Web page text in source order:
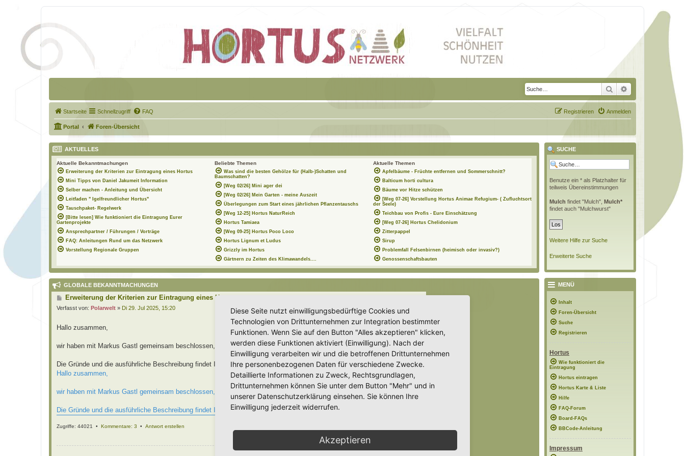
Suche Erweiterte Suche
Startseite Schnellzugriff FAQ Anmelden
Registrieren
Portal Foren-Übersicht
AKTUELLES
Aktuelle Bekanntmachungen Beliebte Themen Aktuelle Themen
Erweiterung der Kriterien zur Eintragung eines Hortus
Mini Tipps von Daniel Jakumeit Information
Selber machen - Anleitung und Übersicht
Leitfaden " Igelfreundlicher Hortus"
Tauschpaket- Regelwerk
[Bitte lesen] Wie funktioniert die Eintragung Eurer
Gartenprojekte
Ansprechpartner / Führungen / Vorträge
FAQ: Anleitungen Rund um das Netzwerk
Vorstellung Regionale Gruppen
Was sind die besten Gehölze für (Halb-)Schatten und
Baumschatten?
[Weg 02/26] Mini ager dei
[Weg 02/26] Mein Garten - meine Auszeit
Überlegungen zum Start eines jährlichen Pflanzentauschs
[Weg 12-25] Hortus NaturReich
Hortus Tamiaea
[Weg 09-25] Hortus Poco Loco
Hortus Lignum et Ludus
Grizzly im Hortus
Gärtnern zu Zeiten des Klimawandels....
Apfelbäume - Früchte entfernen und Sommerschnitt?
Balticum horti cultura
Bäume vor Hitze schützen
[Weg 07-26] Vorstellung Hortus Animae Refugium- ( Zufluchtsort
der Seele)
Teichbau von Profis - Eure Einschätzung
[Weg 07-26] Hortus Chelidonium
Zitterpappel
Sirup
Problemfall Felsenbirnen (heimisch oder invasiv?)
Genossenschaftsbauten
GLOBALE BEKANNTMACHUNGEN
B
e
i
r
Erweiterung der Kriterien zur Eintragung eines Hortus
Verfasst von: Polarwelt » Di 29. Jul 2025, 15:20 Forum: Ankündigungen & Fragen zum Forum
Hallo zusammen,
wir haben mit Markus Gastl gemeinsam beschlossen, die Eintragung eines Hortus genauer zu definieren.
Die Gründe und die ausführliche Beschreibung findet Ihr in unserem Beitrag
Hallo zusammen,
wir haben mit Markus Gastl gemeinsam beschlossen, die Eintragung eines Hortus genauer zu definieren.
Die Gründe und die ausführliche Beschreibung findet Ihr in unserem Beitrag
Zugriffe: 44021 • Kommentare: 3 • Antwort erstellen
c
SUCHE
Benutze ein * als Platzhalter für
teilweis Übereinstimmungen
Mulch findet "Mulch", Mulch*
findet auch "Mulchwurst"
Weitere Hilfe zur Suche
Erweiterte Suche
MENÜ
Inhalt
Foren-Übersicht
Suche
Registrieren
Hortus
Wie funktioniert die
Eintragung
Hortus eintragen
Hortus Karte & Liste
Hilfe
FAQ-Forum
Board-FAQs
BBCode-Anleitung
Impressum
Diese Seite nutzt einwilligungsbedürftige Cookies und
Technologien von Drittunternehmen zur Integration bestimmter
Funktionen. Wenn Sie auf den Button "Alles akzeptieren" klicken,
werden diese Funktionen aktiviert (Einwilligung). Nach der
Einwilligung verarbeiten wir und die betroffenen Drittunternehmen
Ihre personenbezogenen Daten für verschiedene Zwecke.
Detaillierte Informationen zu Zweck, Rechtsgrundlagen,
Drittunternehmen können Sie unter dem Button "Mehr" und in
unserer Datenschutzerklärung einsehen. Sie können Ihre
Einwilligung jederzeit widerrufen.
Akzeptieren